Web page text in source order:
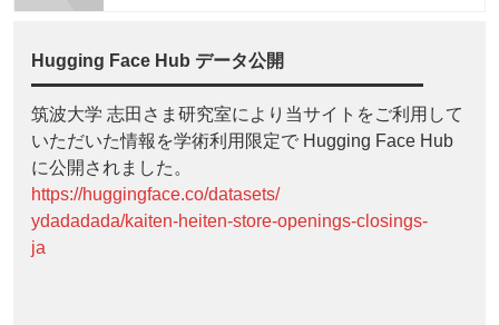
Hugging Face Hub データ公開
筑波大学 志田さま研究室により当サイトをご利用して
いただいた情報を学術利用限定で Hugging Face Hub
に公開されました。
https://huggingface.co/datasets/
ydadadada/kaiten-heiten-store-openings-closings-
ja